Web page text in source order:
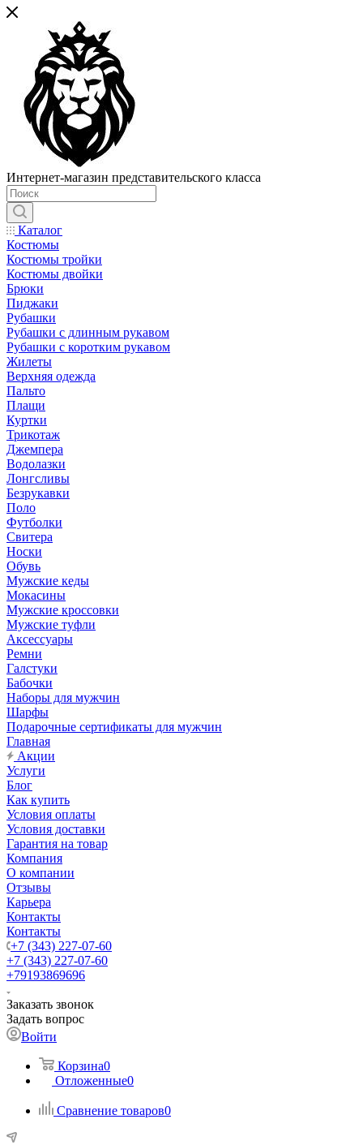
Интернет-магазин представительского класса
Каталог
Костюмы
Костюмы тройки
Костюмы двойки
Брюки
Пиджаки
Рубашки
Рубашки с длинным рукавом
Рубашки с коротким рукавом
Жилеты
Верхняя одежда
Пальто
Плащи
Куртки
Трикотаж
Джемпера
Водолазки
Лонгсливы
Безрукавки
Поло
Футболки
Свитера
Носки
Обувь
Мужские кеды
Мокасины
Мужские кроссовки
Мужские туфли
Аксессуары
Ремни
Галстуки
Бабочки
Наборы для мужчин
Шарфы
Подарочные сертификаты для мужчин
Главная
Акции
Услуги
Блог
Как купить
Условия оплаты
Условия доставки
Гарантия на товар
Компания
О компании
Отзывы
Карьера
Контакты
Контакты
+7 (343) 227-07-60
+7 (343) 227-07-60
+79193869696
Заказать звонок
Задать вопрос
Войти
Корзина0
Отложенные0
Сравнение товаров0